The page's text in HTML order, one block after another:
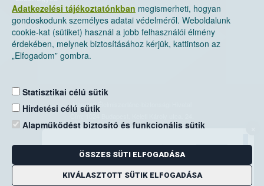
Adatkezelési tájékoztatónkban megismerheti, hogyan
gondoskodunk személyes adatai védelméről. Weboldalunk
cookie-kat (sütiket) használ a jobb felhasználói élmény
érdekében, melynek biztosításához kérjük, kattintson az
„Elfogadom” gombra.
Statisztikai célú sütik
Hirdetési célú sütik
Alapműködést biztosító és funkcionális sütik
ÖSSZES SÜTI ELFOGADÁSA
KIVÁLASZTOTT SÜTIK ELFOGADÁSA
Nemzeti Élelmiszerlánc-biztonsági Hivatal
Levelezési cím: 1525 Budapest. Pf. 30.
E-mail:ugyfelszolgalat@nebih.gov.hu
Zöld szám: 06-80/263-244
Telefon: 06-1/ 336-9000